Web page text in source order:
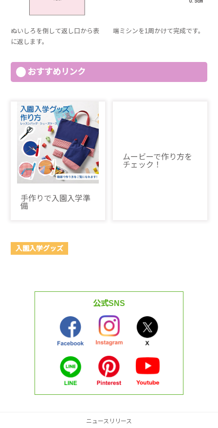
ぬいしろを倒して返し口から表
に返します。
端ミシンを1周かけて完成です。
おすすめリンク
手作りで入園入学準
備
ムービーで作り方を
チェック！
入園入学グッズ
公式SNS
ニュースリリース